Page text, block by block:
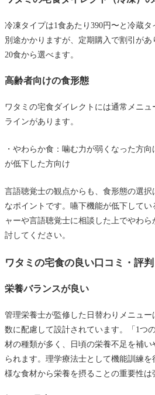
冷凍タイプは1食あたり390円〜と冷蔵
別途かかりますが、定期購入で割引があ
20食から選べます。
高齢者向けの食形態
ワタミの宅食ダイレクトには通常メニ
ラインがあります。
・やわらか食：噛む力が弱くなった方
が低下した方向け
言語聴覚士の観点からも、食形態の選
なポイントです。嚥下機能が低下して
ャーや言語聴覚士に相談した上でやわ
討してください。
ワタミの宅食の良い口コミ・評判
栄養バランスが良い
管理栄養士が監修した日替わりメニュー
数に配慮して設計されています。「1つ
材の種類が多く、日頃の栄養不足を補
られます。理学療法士として機能訓練
様な食材から栄養を摂ることの重要性は